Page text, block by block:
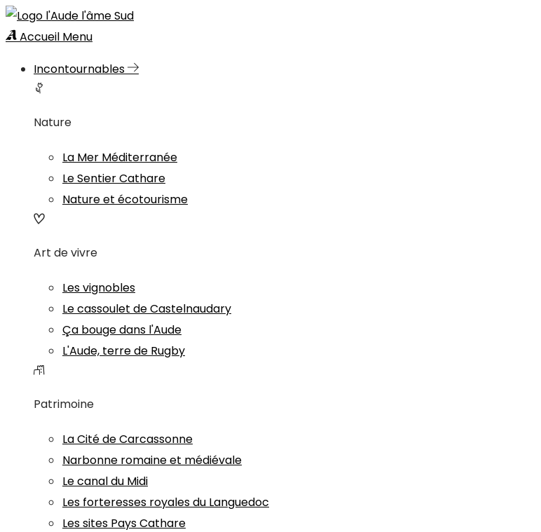
Accueil Menu
Incontournables
Nature
La Mer Méditerranée
Le Sentier Cathare
Nature et écotourisme
Art de vivre
Les vignobles
Le cassoulet de Castelnaudary
Ça bouge dans l'Aude
L'Aude, terre de Rugby
Patrimoine
La Cité de Carcassonne
Narbonne romaine et médiévale
Le canal du Midi
Les forteresses royales du Languedoc
Les sites Pays Cathare